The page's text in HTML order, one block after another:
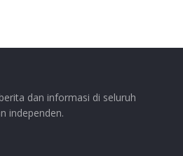
dan informasi di seluruh
independen.